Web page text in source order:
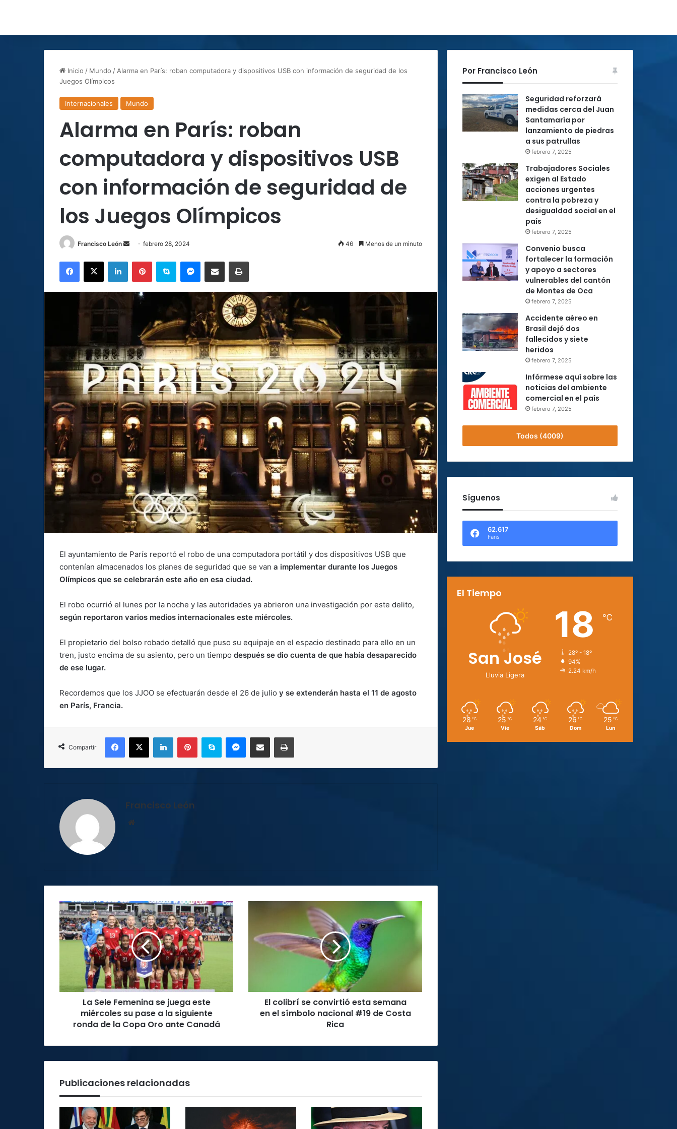
Inicio / Mundo / Alarma en París: roban computadora y dispositivos USB con información de seguridad de los
Juegos Olímpicos
Internacionales Mundo
Alarma en París: roban
computadora y dispositivos USB
con información de seguridad de
los Juegos Olímpicos
Francisco León
Send
email
febrero 28, 2024 46 Menos de un minuto
Facebook
X LinkedInPinterestSkype MessengerCompartir por correo electrónicoImprimir
El ayuntamiento de París reportó el robo de una computadora portátil y dos dispositivos USB que
contenían almacenados los planes de seguridad que se van a implementar durante los Juegos
Olímpicos que se celebrarán este año en esa ciudad.
El robo ocurrió el lunes por la noche y las autoridades ya abrieron una investigación por este delito,
según reportaron varios medios internacionales este miércoles.
El propietario del bolso robado detalló que puso su equipaje en el espacio destinado para ello en un
tren, justo encima de su asiento, pero un tiempo después se dio cuenta de que había desaparecido
de ese lugar.
Recordemos que los JJOO se efectuarán desde el 26 de julio y se extenderán hasta el 11 de agosto
en París, Francia.
Compartir
Facebook
X LinkedInPinterestSkype MessengerCompartir por correo electrónicoImprimir
Francisco León
La
Sele
Femenina
se
miércoles
pase
siguiente
Copa
ante
Canadá
La Sele Femenina se juega este
miércoles su pase a la siguiente
ronda de la Copa Oro ante Canadá
convirtió
símbolo
nacionalEl colibrí se convirtió esta semana
en el símbolo nacional #19 de Costa
Rica
Publicaciones relacionadas
Por Francisco León
Seguridad reforzará
medidas cerca del Juan
Santamaría por
lanzamiento de piedras
a sus patrullas
febrero 7, 2025
Trabajadores Sociales
exigen al Estado
acciones urgentes
contra la pobreza y
desigualdad social en el
país
febrero 7, 2025
Convenio busca
fortalecer la formación
y apoyo a sectores
vulnerables del cantón
de Montes de Oca
febrero 7, 2025
Accidente aéreo en
Brasil dejó dos
fallecidos y siete
heridos
febrero 7, 2025
Infórmese aquí sobre las
noticias del ambiente
comercial en el país
febrero 7, 2025
Todos (4009)
Síguenos
62.617
Fans
El Tiempo
San José
Lluvia Ligera
18 ℃
28º - 18º
94%
2.24 km/h
28 ℃
Jue
25 ℃
Vie
24 ℃
Sáb
26 ℃
Dom
25 ℃
Lun